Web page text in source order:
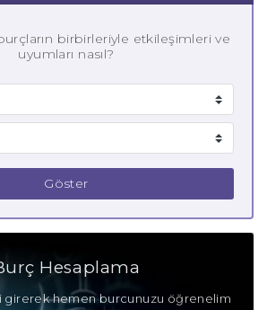
birbirleriyle etkileşimleri ve
uyumları nasıl?
Göster
Hesaplama
girerek hemen burcunuzu öğrenelim